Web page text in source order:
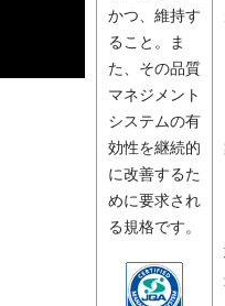
かつ、維持す
ること。ま
た、その品質
マネジメント
システムの有
効性を継続的
に改善するた
めに要求され
る規格です。